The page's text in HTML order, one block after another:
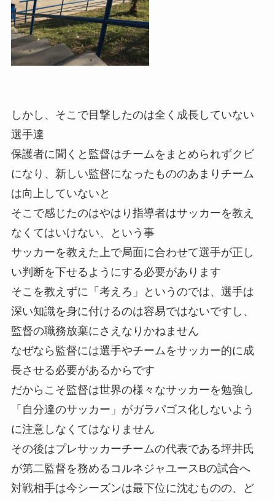
しかし、そこで目撃したのは全く成長していない
選手達
保護者に聞くと監督はチームをまとめられずクビ
になり、新しい監督になったもののあまりチーム
は向上していないと
そこで感じたのはやはり指導者はサッカーを教え
なくてはいけない、という事
サッカーを教えた上で局面に合わせて選手が正し
い判断を下せるようにする必要があります
そこを教えずに「考えろ」というのでは、選手は
深い知識を身に付けるのは容易ではないですし、
監督の職務放棄にさえなりかねません
なぜなら監督には選手やチームをサッカー的に成
長させる必要があるからです
だからこそ監督は世界の様々なサッカーを勉強し
「自分達のサッカー」がガラパゴス化しないよう
に注意しなくてはなりません
その後はプレサッカーチームの代表である坪井氏
が第二監督を務めるコルネジャユースBの試合へ
対戦相手は今シーズンは最下位に沈むものの、ど